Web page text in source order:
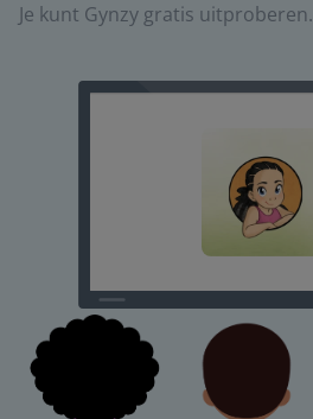
Je kunt Gynzy gratis uitproberen.